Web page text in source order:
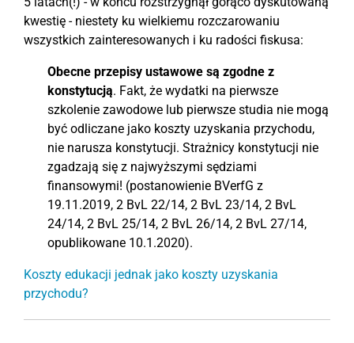
kwestię - niestety ku wielkiemu rozczarowaniu
wszystkich zainteresowanych i ku radości fiskusa:
Obecne przepisy ustawowe są zgodne z
konstytucją. Fakt, że wydatki na pierwsze
szkolenie zawodowe lub pierwsze studia nie mogą
być odliczane jako koszty uzyskania przychodu,
nie narusza konstytucji. Strażnicy konstytucji nie
zgadzają się z najwyższymi sędziami
finansowymi! (postanowienie BVerfG z
19.11.2019, 2 BvL 22/14, 2 BvL 23/14, 2 BvL
24/14, 2 BvL 25/14, 2 BvL 26/14, 2 BvL 27/14,
opublikowane 10.1.2020).
Koszty edukacji jednak jako koszty uzyskania
przychodu?